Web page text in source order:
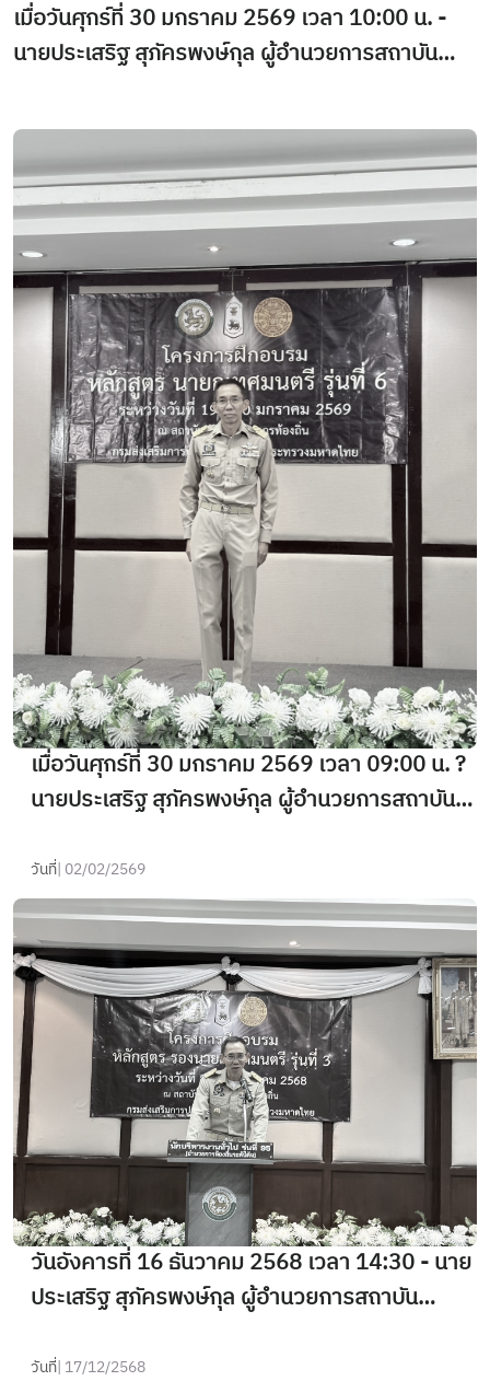
เมื่อวันศุกร์ที่ 30 มกราคม 2569 เวลา 10:00 น. -
นายประเสริฐ สุภัครพงษ์กุล ผู้อำนวยการสถาบัน
และให้โอวาทแก่ผู้สำเร็จการอบรม หลักสูตรนัก
วิชาการวัฒนธรรม รุ่นที่ 1 ณ สถาบันพัฒนาบุคลากร
ท้องถิ่น (อาคาร 1)
เมื่อวันศุกร์ที่ 30 มกราคม 2569 เวลา 09:00 น. ?
นายประเสริฐ สุภัครพงษ์กุล ผู้อำนวยการสถาบัน
ปิดและให้โอวาทแก่ผู้สำเร็จการอบรม หลักสูตร
นายกเทศมนตรี รุ่นที่ 6 ณ สถาบันพัฒนาบุคลากร
ท้องถิ่น (อาคาร 1)
วันที่| 02/02/2569
วันอังคารที่ 16 ธันวาคม 2568 เวลา 14:30 - นาย
ประเสริฐ สุภัครพงษ์กุล ผู้อำนวยการสถาบัน
โอวาทแก่ผู้เข้ารับการอบรม หลักสูตร รองนายก
วันที่| 17/12/2568